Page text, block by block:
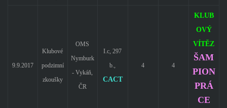
9.9.2017
Klubové
podzimní
zkoušky
OMS
Nymburk
- Vykáň,
ČR
I.c, 297
b.,
CACT
4 4
KLUB
OVÝ
VÍTĚZ
ŠAM
PION
PRÁ
CE